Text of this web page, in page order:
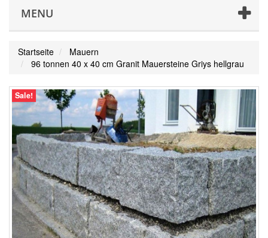
MENU
Startseite
Mauern
96 tonnen 40 x 40 cm Granit Mauersteine Griys hellgrau
Sale!